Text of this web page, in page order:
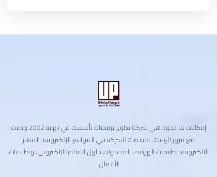
إمكانات بلا حدود هي شركة تطوير برمجيات تأسست في نهاية 2002 ونمت
مع مرور الوقت. تخصصت الشركة في المواقع الإلكترونية، المتاجر
الالكترونية، تطبيقات الهواتف المحمولة، حلول التعليم الإلكتروني، وتطبيقات
الأعمال.